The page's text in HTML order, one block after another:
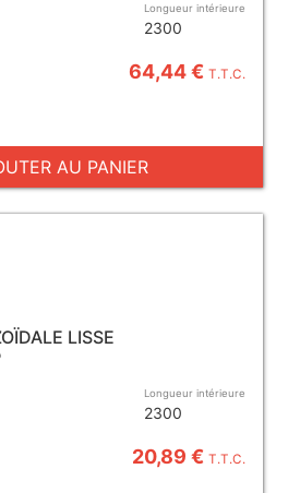
Longueur intérieure
2300
64,44 €T.T.C.
AU PANIER
LISSE
Longueur intérieure
2300
20,89 €T.T.C.